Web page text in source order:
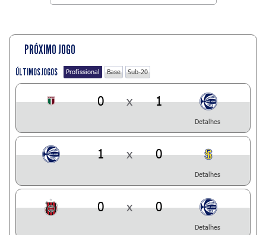
PRÓXIMO JOGO
ÚLTIMOS JOGOS Profissional Base Sub-20
0 x 1
Detalhes
1 x 0
Detalhes
0 x 0
Detalhes